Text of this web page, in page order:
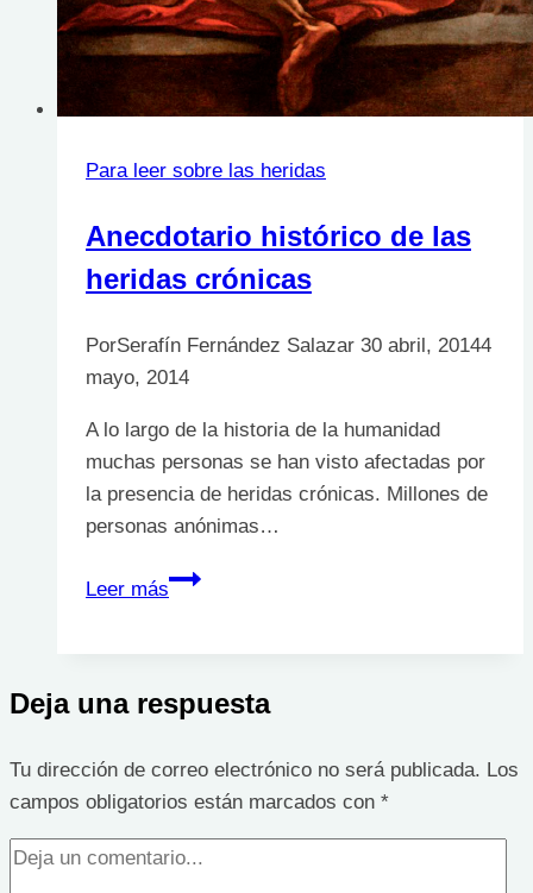
la
Guerra
Civil
Española
Para leer sobre las heridas
Anecdotario histórico de las
heridas crónicas
PorSerafín Fernández Salazar 30 abril, 20144
mayo, 2014
A lo largo de la historia de la humanidad
muchas personas se han visto afectadas por
la presencia de heridas crónicas. Millones de
personas anónimas…
Leer más
Anecdotario
heridas
Deja una respuesta
Tu dirección de correo electrónico no será publicada. Los
campos obligatorios están marcados con *